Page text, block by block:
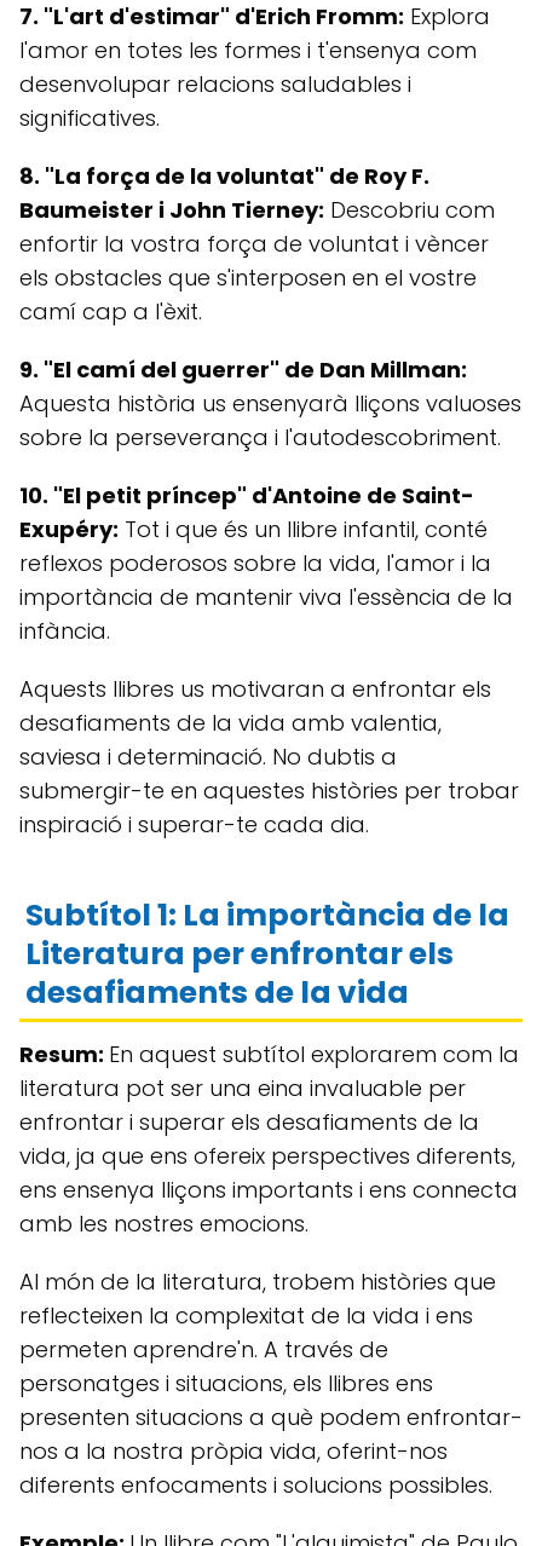
7. "L'art d'estimar" d'Erich Fromm: Explora
l'amor en totes les formes i t'ensenya com
desenvolupar relacions saludables i
significatives.
8. "La força de la voluntat" de Roy F.
Baumeister i John Tierney: Descobriu com
enfortir la vostra força de voluntat i vèncer
els obstacles que s'interposen en el vostre
camí cap a l'èxit.
9. "El camí del guerrer" de Dan Millman:
Aquesta història us ensenyarà lliçons valuoses
sobre la perseverança i l'autodescobriment.
10. "El petit príncep" d'Antoine de Saint-
Exupéry: Tot i que és un llibre infantil, conté
reflexos poderosos sobre la vida, l'amor i la
importància de mantenir viva l'essència de la
infància.
Aquests llibres us motivaran a enfrontar els
desafiaments de la vida amb valentia,
saviesa i determinació. No dubtis a
submergir-te en aquestes històries per trobar
inspiració i superar-te cada dia.
Subtítol 1: La importància de la
Literatura per enfrontar els
desafiaments de la vida
Resum: En aquest subtítol explorarem com la
literatura pot ser una eina invaluable per
enfrontar i superar els desafiaments de la
vida, ja que ens ofereix perspectives diferents,
ens ensenya lliçons importants i ens connecta
amb les nostres emocions.
Al món de la literatura, trobem històries que
reflecteixen la complexitat de la vida i ens
permeten aprendre'n. A través de
personatges i situacions, els llibres ens
presenten situacions a què podem enfrontar-
nos a la nostra pròpia vida, oferint-nos
diferents enfocaments i solucions possibles.